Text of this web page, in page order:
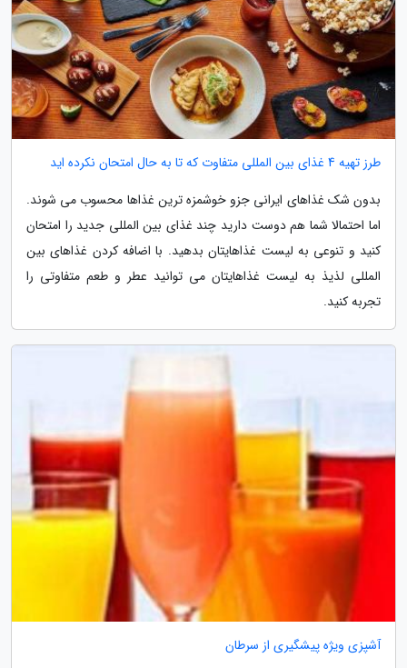
طرز تهیه 4 غذای بین المللی متفاوت که تا به حال امتحان نکرده اید
بدون شک غذاهای ایرانی جزو خوشمزه ترین غذاها محسوب می شوند.
اما احتمالا شما هم دوست دارید چند غذای بین المللی جدید را امتحان
کنید و تنوعی به لیست غذاهایتان بدهید. با اضافه کردن غذاهای بین
المللی لذیذ به لیست غذاهایتان می توانید عطر و طعم متفاوتی را
تجربه کنید.
آشپزی ویژه پیشگیری از سرطان